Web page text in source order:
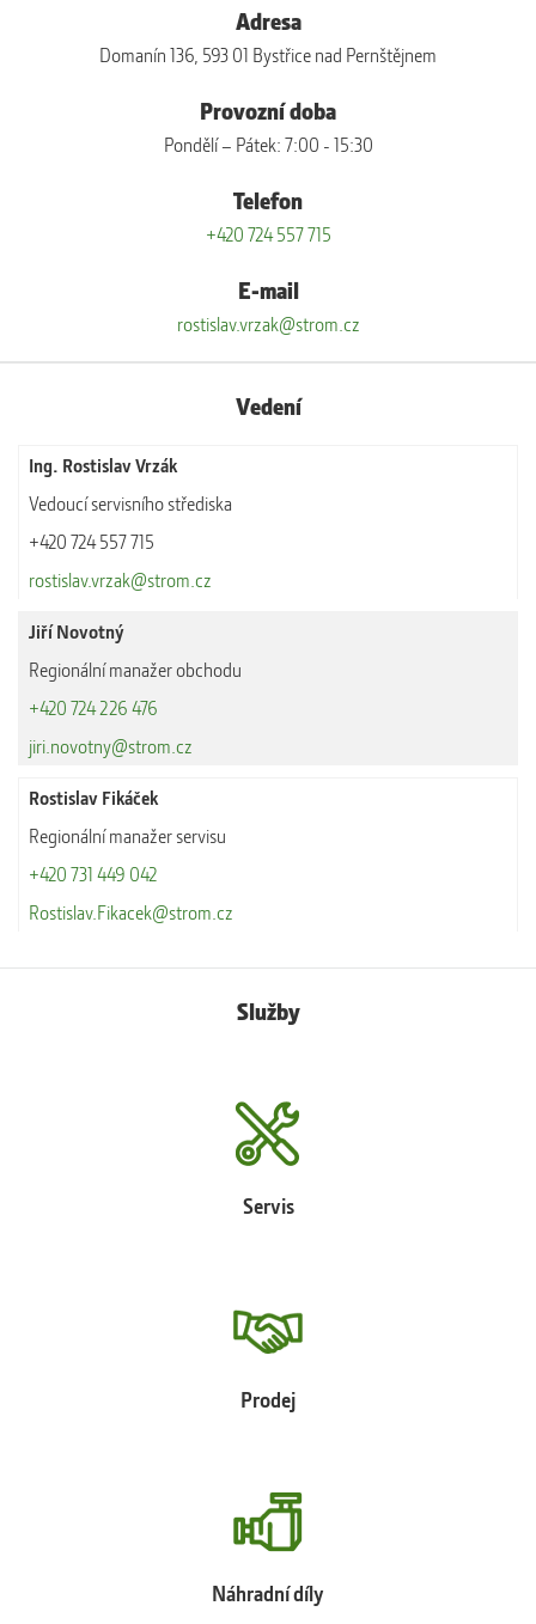
Adresa
Domanín 136, 593 01 Bystřice nad Pernštějnem
Provozní doba
Pondělí – Pátek: 7:00 - 15:30
Telefon
+420 724 557 715
E-mail
rostislav.vrzak@strom.cz
Vedení
Ing. Rostislav Vrzák
Vedoucí servisního střediska
+420 724 557 715
rostislav.vrzak@strom.cz
Jiří Novotný
Regionální manažer obchodu
+420 724 226 476
jiri.novotny@strom.cz
Rostislav Fikáček
Regionální manažer servisu
+420 731 449 042
Rostislav.Fikacek@strom.cz
Služby
Servis
Prodej
Náhradní díly